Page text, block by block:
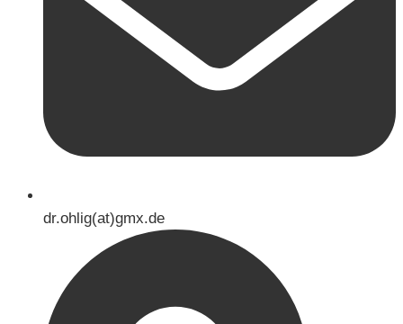
dr.ohlig(at)gmx.de